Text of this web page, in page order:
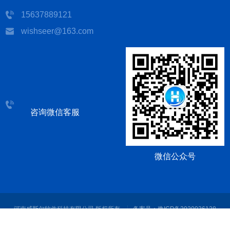
15637889121
wishseer@163.com
咨询微信客服
微信公众号
河南威斯尔软件科技有限公司 版权所有 备案号：豫ICP备2020036128